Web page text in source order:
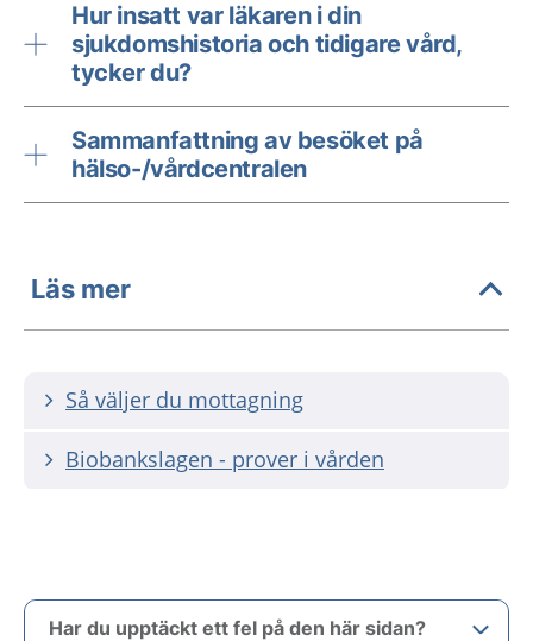
Hur insatt var läkaren i din
sjukdomshistoria och tidigare vård,
tycker du?
Sammanfattning av besöket på
hälso-/vårdcentralen
Läs mer
Så väljer du mottagning
Biobankslagen - prover i vården
Har du upptäckt ett fel på den här sidan?